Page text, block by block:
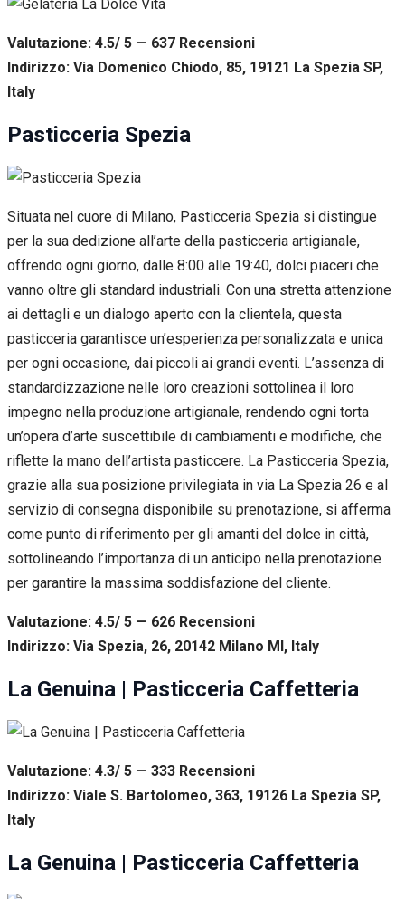
Valutazione: 4.5/ 5 — 637 Recensioni
Indirizzo: Via Domenico Chiodo, 85, 19121 La Spezia SP,
Italy
Pasticceria Spezia
Situata nel cuore di Milano, Pasticceria Spezia si distingue
per la sua dedizione all’arte della pasticceria artigianale,
offrendo ogni giorno, dalle 8:00 alle 19:40, dolci piaceri che
vanno oltre gli standard industriali. Con una stretta attenzione
ai dettagli e un dialogo aperto con la clientela, questa
pasticceria garantisce un’esperienza personalizzata e unica
per ogni occasione, dai piccoli ai grandi eventi. L’assenza di
standardizzazione nelle loro creazioni sottolinea il loro
impegno nella produzione artigianale, rendendo ogni torta
un’opera d’arte suscettibile di cambiamenti e modifiche, che
riflette la mano dell’artista pasticcere. La Pasticceria Spezia,
grazie alla sua posizione privilegiata in via La Spezia 26 e al
servizio di consegna disponibile su prenotazione, si afferma
come punto di riferimento per gli amanti del dolce in città,
sottolineando l’importanza di un anticipo nella prenotazione
per garantire la massima soddisfazione del cliente.
Valutazione: 4.5/ 5 — 626 Recensioni
Indirizzo: Via Spezia, 26, 20142 Milano MI, Italy
La Genuina | Pasticceria Caffetteria
Valutazione: 4.3/ 5 — 333 Recensioni
Indirizzo: Viale S. Bartolomeo, 363, 19126 La Spezia SP,
Italy
La Genuina | Pasticceria Caffetteria